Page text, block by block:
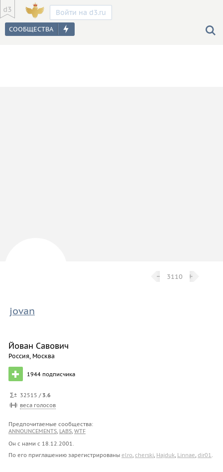
Войти на d3.ru
− −3110+ +
jovan
Йован Савович
Россия, Москва
1944 подписчика
32515 / 3.6
веса голосов
Предпочитаемые сообщества:
ANNOUNCEMENTS, LABS, WTF
Он с нами с 18.12.2001.
По его приглашению зарегистрированы elro, cherski, Hajduk, Linnae, dir01.